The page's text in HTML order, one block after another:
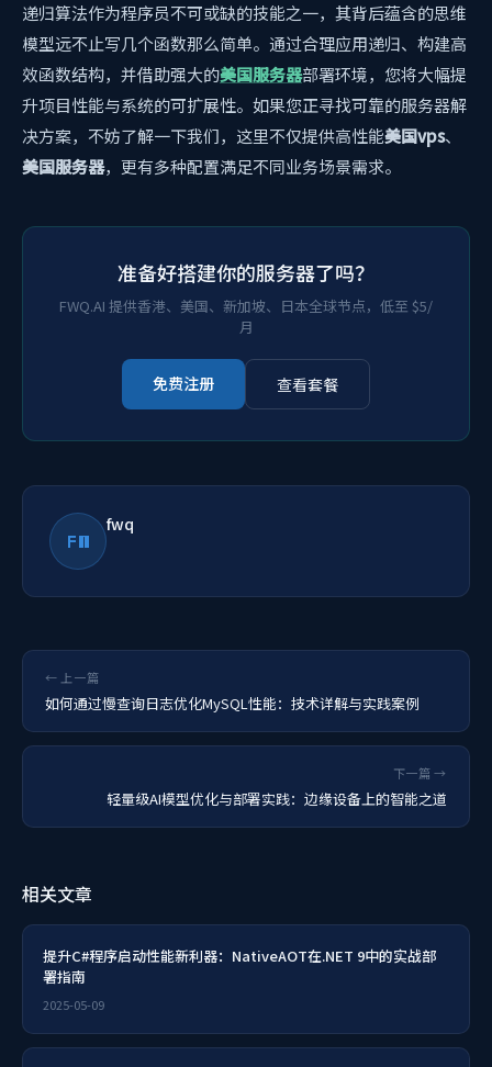
递归算法作为程序员不可或缺的技能之一，其背后蕴含的思维
模型远不止写几个函数那么简单。通过合理应用递归、构建高
效函数结构，并借助强大的美国服务器部署环境，您将大幅提
升项目性能与系统的可扩展性。如果您正寻找可靠的服务器解
决方案，不妨了解一下我们，这里不仅提供高性能美国vps、
美国服务器，更有多种配置满足不同业务场景需求。
准备好搭建你的服务器了吗？
FWQ.AI 提供香港、美国、新加坡、日本全球节点，低至 $5/
月
免费注册 查看套餐
FW
fwq
← 上一篇
如何通过慢查询日志优化MySQL性能：技术详解与实践案例
下一篇 →
轻量级AI模型优化与部署实践：边缘设备上的智能之道
相关文章
提升C#程序启动性能新利器：NativeAOT在.NET 9中的实战部
署指南
2025-05-09